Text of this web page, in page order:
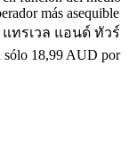
más asequible
แทรเวล แอนด์ ทัวร์
sólo 18,99 AUD por